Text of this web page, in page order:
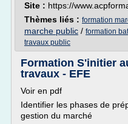
Site : https://
Thèmes liés : formation
marche public / formation
travaux public
Formation S'initier
travaux - EFE
Voir en pdf
Identifier les phases de
gestion du marché